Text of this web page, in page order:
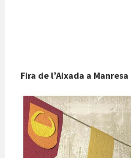
Fira de l’Aixada a Manresa